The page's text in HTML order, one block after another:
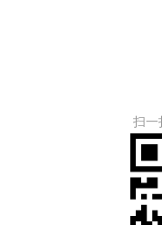
扫一